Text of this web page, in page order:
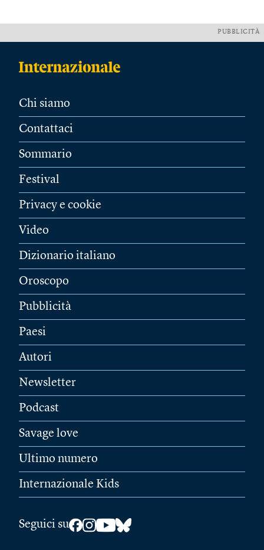
PUBBLICITÀ
Chi siamo
Contattaci
Sommario
Festival
Privacy e cookie
Video
Dizionario italiano
Oroscopo
Pubblicità
Paesi
Autori
Newsletter
Podcast
Savage love
Ultimo numero
Internazionale Kids
Seguici su